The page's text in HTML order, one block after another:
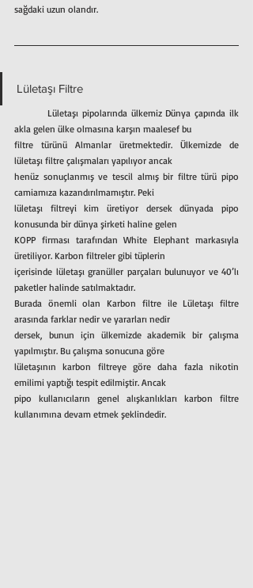
sağdaki uzun olandır.
Lületaşı Filtre
akla gelen ülke olmasına karşın maalesef bu
filtre türünü Almanlar üretmektedir. Ülkemizde de
lületaşı filtre çalışmaları yapılıyor ancak
henüz sonuçlanmış ve tescil almış bir filtre türü pipo
camiamıza kazandırılmamıştır. Peki
lületaşı filtreyi kim üretiyor dersek dünyada pipo
konusunda bir dünya şirketi haline gelen
KOPP firması tarafından White Elephant markasıyla
üretiliyor. Karbon filtreler gibi tüplerin
içerisinde lületaşı granüller parçaları bulunuyor ve 40’lı
paketler halinde satılmaktadır.
Burada önemli olan Karbon filtre ile Lületaşı filtre
arasında farklar nedir ve yararları nedir
dersek, bunun için ülkemizde akademik bir çalışma
yapılmıştır. Bu çalışma sonucuna göre
lületaşının karbon filtreye göre daha fazla nikotin
emilimi yaptığı tespit edilmiştir. Ancak
pipo kullanıcıların genel alışkanlıkları karbon filtre
kullanımına devam etmek şeklindedir.